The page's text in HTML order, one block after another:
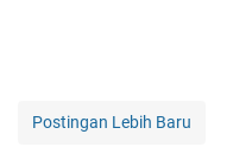
Postingan Lebih Baru